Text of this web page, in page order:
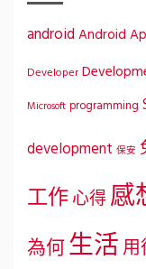
android Android
Developer
Microsoft programming
development 保安
工作心得感
為何生活用